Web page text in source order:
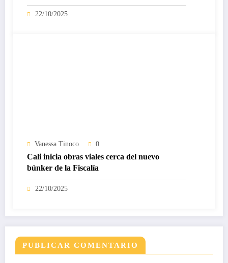
22/10/2025
Vanessa Tinoco 0
Cali inicia obras viales cerca del nuevo
búnker de la Fiscalía
22/10/2025
PUBLICAR COMENTARIO